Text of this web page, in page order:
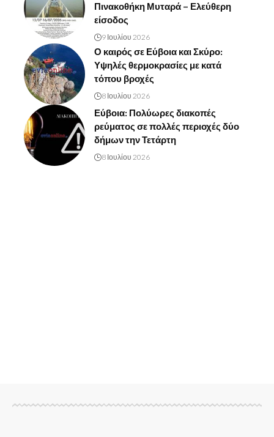
Πινακοθήκη Μυταρά – Ελεύθερη
είσοδος
9 Ιουλίου 2026
Ο καιρός σε Εύβοια και Σκύρο:
Υψηλές θερμοκρασίες με κατά
τόπου βροχές
8 Ιουλίου 2026
Εύβοια: Πολύωρες διακοπές
ρεύματος σε πολλές περιοχές δύο
δήμων την Τετάρτη
8 Ιουλίου 2026